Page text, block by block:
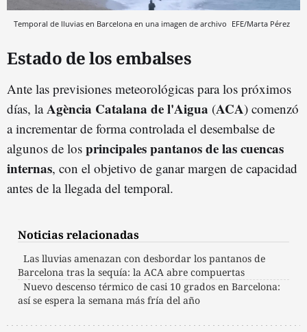
Temporal de lluvias en Barcelona en una imagen de archivo EFE/Marta Pérez
Estado de los embalses
Ante las previsiones meteorológicas para los próximos
días, laAgència Catalana de l'Aigua (ACA) comenzó
a incrementar de forma controlada el desembalse de
algunos de los principales pantanos de las cuencas
internas, con el objetivo de ganar margen de capacidad
antes de la llegada del temporal.
Noticias relacionadas
Las lluvias amenazan con desbordar los pantanos de
Barcelona tras la sequía: la ACA abre compuertas
Nuevo descenso térmico de casi 10 grados en Barcelona:
así se espera la semana más fría del año